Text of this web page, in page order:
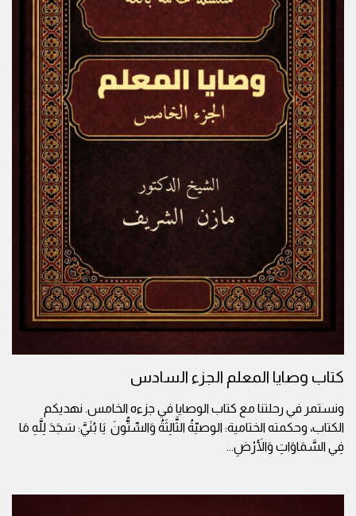
كتاب وصايا المعلم الجزء السادس
ونستمر في رحلتنا مع كتاب الوصايا في جزءه الخامس. نهديكم
الكتاب، وحكمته الختامية: الوصيّةُ الثَّالِثَةُ وَالسِّتُّونَ يَا بُنَيَّ: سَجَدَ لِلَّهِ مَا
فِي السَّمَاوَاتِ وَالأَرْضِ...